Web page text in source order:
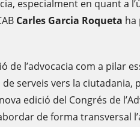
especialment en quant a
Carles Garcia Roqueta ha
de l’advocacia com a pilar
de serveis vers la
edició del Congrés de
de forma transversal